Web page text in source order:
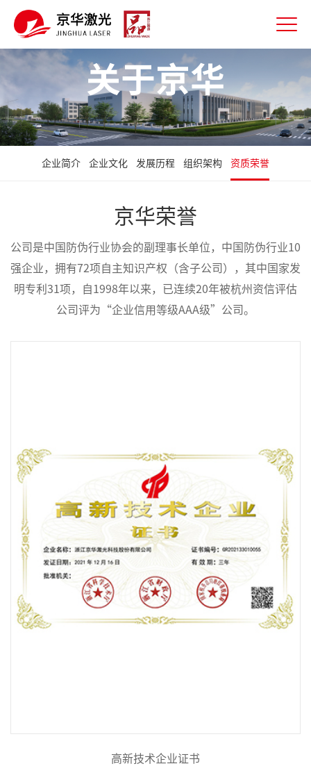
关于京华
企业简介 企业文化 发展历程 组织架构 资质荣誉
京华荣誉
公司是中国防伪行业协会的副理事长单位，中国防伪行业10
强企业，拥有72项自主知识产权（含子公司），其中国家发
明专利31项，自1998年以来，已连续20年被杭州资信评估
公司评为“企业信用等级AAA级”公司。
高新技术企业证书